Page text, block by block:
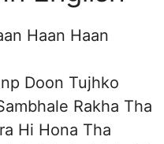
Haan Haan
Doon Tujhko
Rakha Tha
Hi Hona Tha